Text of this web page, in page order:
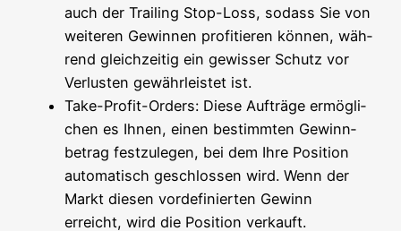
auch der Trai­ling Stop-Loss, sodass Sie von
wei­te­ren Gewin­nen pro­fi­tie­ren kön­nen, wäh­
rend gleich­zei­tig ein gewis­ser Schutz vor
Ver­lus­ten gewähr­leis­tet ist.
Take-Pro­fit-Orders: Die­se Auf­trä­ge ermög­li­
chen es Ihnen, einen bestimm­ten Gewinn­
be­trag fest­zu­le­gen, bei dem Ihre Posi­ti­on
auto­ma­tisch geschlos­sen wird. Wenn der
Markt die­sen vor­de­fi­nier­ten Gewinn
erreicht, wird die Posi­ti­on verkauft.